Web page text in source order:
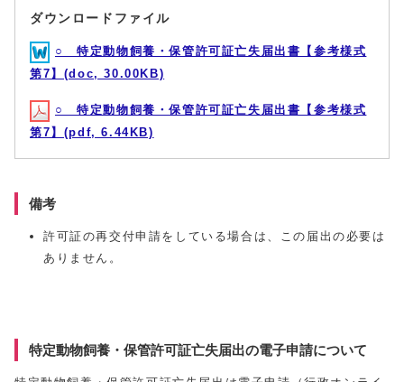
ダウンロードファイル
○ 特定動物飼養・保管許可証亡失届出書【参考様式
第7】(doc, 30.00KB)
○ 特定動物飼養・保管許可証亡失届出書【参考様式
第7】(pdf, 6.44KB)
備考
許可証の再交付申請をしている場合は、この届出の必要は
ありません。
特定動物飼養・保管許可証亡失届出の電子申請について